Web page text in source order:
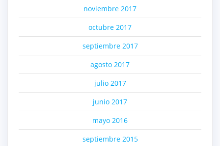
noviembre 2017
octubre 2017
septiembre 2017
agosto 2017
julio 2017
junio 2017
mayo 2016
septiembre 2015